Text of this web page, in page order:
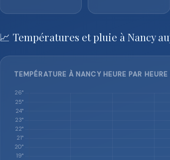
📈 Températures et pluie à Nancy
TEMPÉRATURE À NANCY HEURE PAR